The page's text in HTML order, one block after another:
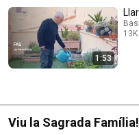
1:53
Viu la Sagrada